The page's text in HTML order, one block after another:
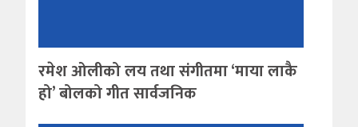
रमेश ओलीको लय तथा संगीतमा ‘माया लाकै
हो’ बोलको गीत सार्वजनिक